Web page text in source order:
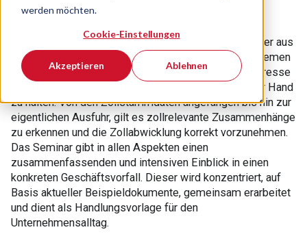
werden möchten.
Cookie-Einstellungen
Akzeptieren Ablehnen
In mittelständischen Unternehmen müssen Mitarbeiter aus
Export-, Vertriebs- und Serviceabteilungen mit Zollthemen
sicher umgehen können und in der Lage sein, im Interesse
des Unternehmens und des Kunden, alle Fäden in der Hand
zu halten. Von den Zollstammdaten angefangen bis hin zur
eigentlichen Ausfuhr, gilt es zollrelevante Zusammenhänge
zu erkennen und die Zollabwicklung korrekt vorzunehmen.
Das Seminar gibt in allen Aspekten einen
zusammenfassenden und intensiven Einblick in einen
konkreten Geschäftsvorfall. Dieser wird konzentriert, auf
Basis aktueller Beispieldokumente, gemeinsam erarbeitet
und dient als Handlungsvorlage für den
Unternehmensalltag.